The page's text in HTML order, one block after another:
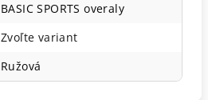
BASIC SPORTS overaly
Zvoľte variant
Ružová